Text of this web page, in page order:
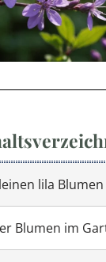
lila Blumen
Blumen im